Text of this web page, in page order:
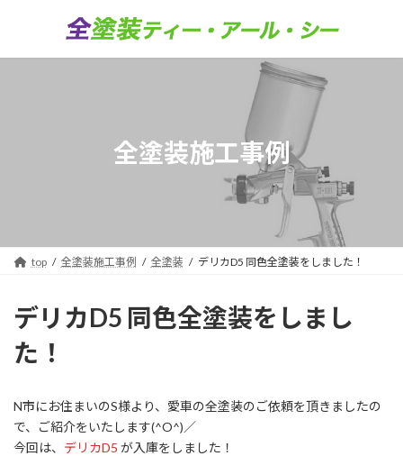
ン
ー
全塗装施工事例
top 全塗装施工事例 全塗装 デリカD5 同色全塗装をしました！
デリカD5 同色全塗装をしまし
た！
N市にお住まいのS様より、愛車の全塗装のご依頼を頂きましたの
で、ご紹介をいたします(^O^)／
今回は、 デリカD5 が入庫をしました！